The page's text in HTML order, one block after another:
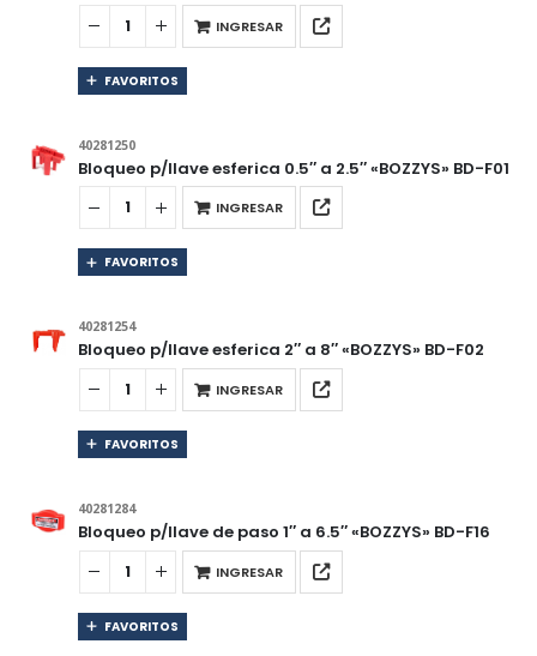
INGRESAR
FAVORITOS
40281250
Bloqueo p/llave esferica 0.5″ a 2.5″ «BOZZYS» BD-F01
INGRESAR
FAVORITOS
40281254
Bloqueo p/llave esferica 2″ a 8″ «BOZZYS» BD-F02
INGRESAR
FAVORITOS
40281284
Bloqueo p/llave de paso 1″ a 6.5″ «BOZZYS» BD-F16
INGRESAR
FAVORITOS